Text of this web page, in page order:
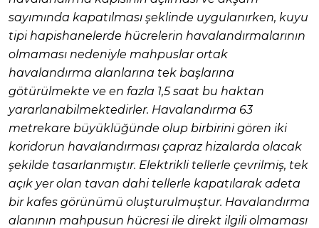
sayımında kapatılması şeklinde uygulanırken, kuyu
tipi hapishanelerde hücrelerin havalandırmalarının
olmaması nedeniyle mahpuslar ortak
havalandırma alanlarına tek başlarına
götürülmekte ve en fazla 1,5 saat bu haktan
yararlanabilmektedirler. Havalandırma 63
metrekare büyüklüğünde olup birbirini gören iki
koridorun havalandırması çapraz hizalarda olacak
şekilde tasarlanmıştır. Elektrikli tellerle çevrilmiş, tek
açık yer olan tavan dahi tellerle kapatılarak adeta
bir kafes görünümü oluşturulmuştur. Havalandırma
alanının mahpusun hücresi ile direkt ilgili olmaması